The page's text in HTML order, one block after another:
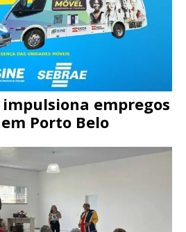
empregos
Porto Belo